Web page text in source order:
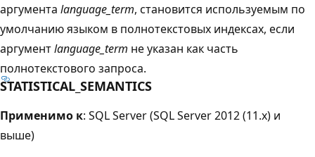
аргумента language_term, становится используемым по
умолчанию языком в полнотекстовых индексах, если
аргументlanguage_term не указан как часть
полнотекстового запроса.
STATISTICAL_SEMANTICS
Применимо к: SQL Server (SQL Server 2012 (11.x) и
выше)